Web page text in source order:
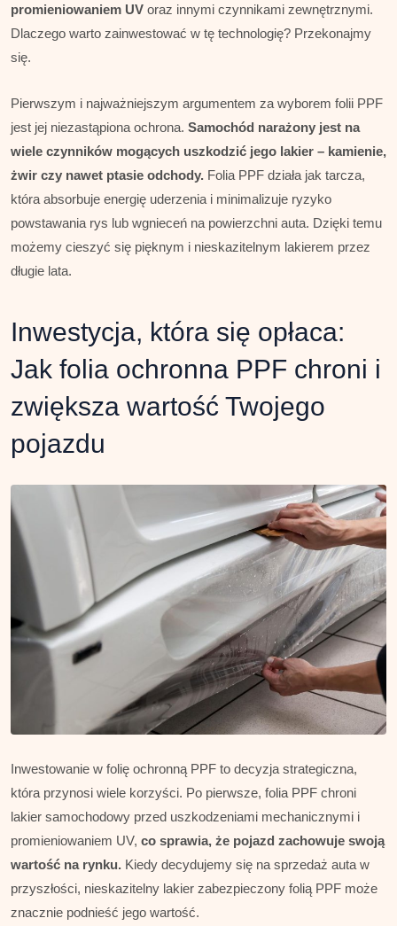
promieniowaniem UV oraz innymi czynnikami zewnętrznymi.
Dlaczego warto zainwestować w tę technologię? Przekonajmy
się.
Pierwszym i najważniejszym argumentem za wyborem folii PPF
jest jej niezastąpiona ochrona. Samochód narażony jest na
wiele czynników mogących uszkodzić jego lakier – kamienie,
żwir czy nawet ptasie odchody. Folia PPF działa jak tarcza,
która absorbuje energię uderzenia i minimalizuje ryzyko
powstawania rys lub wgnieceń na powierzchni auta. Dzięki temu
możemy cieszyć się pięknym i nieskazitelnym lakierem przez
długie lata.
Inwestycja, która się opłaca:
Jak folia ochronna PPF chroni i
zwiększa wartość Twojego
pojazdu
Inwestowanie w folię ochronną PPF to decyzja strategiczna,
która przynosi wiele korzyści. Po pierwsze, folia PPF chroni
lakier samochodowy przed uszkodzeniami mechanicznymi i
promieniowaniem UV, co sprawia, że pojazd zachowuje swoją
wartość na rynku. Kiedy decydujemy się na sprzedaż auta w
przyszłości, nieskazitelny lakier zabezpieczony folią PPF może
znacznie podnieść jego wartość.